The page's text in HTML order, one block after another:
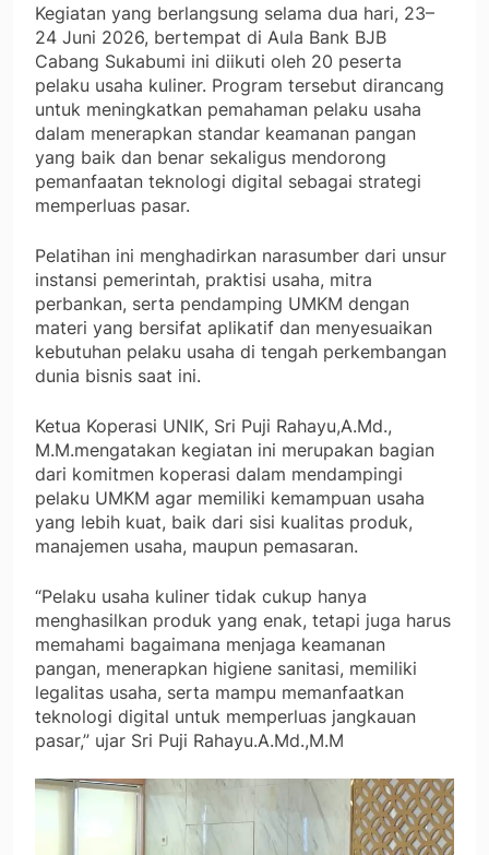
Kegiatan yang berlangsung selama dua hari, 23–
24 Juni 2026, bertempat di Aula Bank BJB
Cabang Sukabumi ini diikuti oleh 20 peserta
pelaku usaha kuliner. Program tersebut dirancang
untuk meningkatkan pemahaman pelaku usaha
dalam menerapkan standar keamanan pangan
yang baik dan benar sekaligus mendorong
pemanfaatan teknologi digital sebagai strategi
memperluas pasar.
Pelatihan ini menghadirkan narasumber dari unsur
instansi pemerintah, praktisi usaha, mitra
perbankan, serta pendamping UMKM dengan
materi yang bersifat aplikatif dan menyesuaikan
kebutuhan pelaku usaha di tengah perkembangan
dunia bisnis saat ini.
Ketua Koperasi UNIK, Sri Puji Rahayu,A.Md.,
M.M.mengatakan kegiatan ini merupakan bagian
dari komitmen koperasi dalam mendampingi
pelaku UMKM agar memiliki kemampuan usaha
yang lebih kuat, baik dari sisi kualitas produk,
manajemen usaha, maupun pemasaran.
“Pelaku usaha kuliner tidak cukup hanya
menghasilkan produk yang enak, tetapi juga harus
memahami bagaimana menjaga keamanan
pangan, menerapkan higiene sanitasi, memiliki
legalitas usaha, serta mampu memanfaatkan
teknologi digital untuk memperluas jangkauan
pasar,” ujar Sri Puji Rahayu.A.Md.,M.M